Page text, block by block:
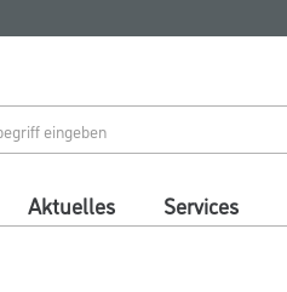
Aktuelles Services